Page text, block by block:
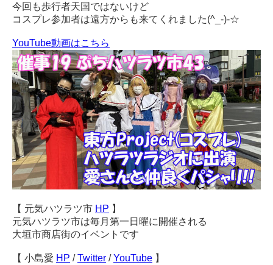
今回も歩行者天国ではないけど
コスプレ参加者は遠方からも来てくれました(^_-)-☆
YouTube動画はこちら
【 元気ハツラツ市 HP 】
元気ハツラツ市は毎月第一日曜に開催される
大垣市商店街のイベントです
【 小島愛 HP / Twitter / YouTube 】